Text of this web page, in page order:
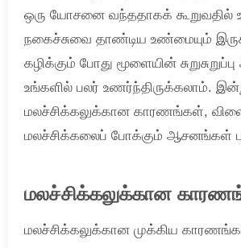
ஒரு யோசனை வந்ததாகக் கூறுவதில்
நகைச்சுவை தாண்டிய உண்மையும்
கழிக்கும் போது மூளையின்
உங்களில் பலர் உணர்ந்திருக்கலாம்.
மலச்சிக்கலுக்கான காரணங்கள்,
மலச்சிக்கலைப் போக்கும் ஆசனங்கள்
மலச்சிக்கலுக்கான
மலச்சிக்கலுக்கான முக்கிய